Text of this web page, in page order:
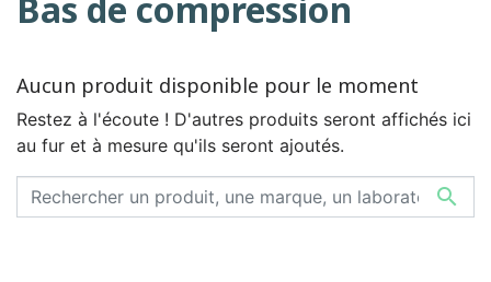
Aucun produit disponible pour le moment
Restez à l'écoute ! D'autres produits seront affichés ici
au fur et à mesure qu'ils seront ajoutés.
